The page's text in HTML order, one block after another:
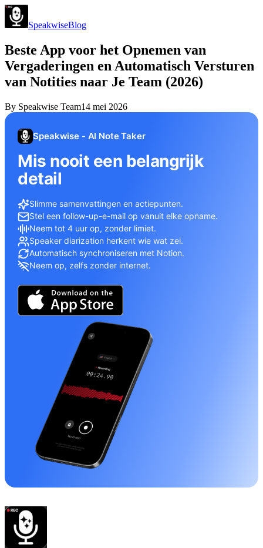
SpeakwiseBlog
Beste App voor het Opnemen van
Vergaderingen en Automatisch Versturen
van Notities naar Je Team (2026)
By Speakwise Team14 mei 2026
Speakwise - AI Note Taker
Mis nooit een belangrijk
detail
Slimme samenvattingen en actiepunten.
Stel een follow-up-e-mail op vanuit elke opname.
Neem tot 4 uur op, zonder limiet.
Speaker diarization herkent wie wat zei.
Automatisch synchroniseren met Notion.
Neem op, zelfs zonder internet.